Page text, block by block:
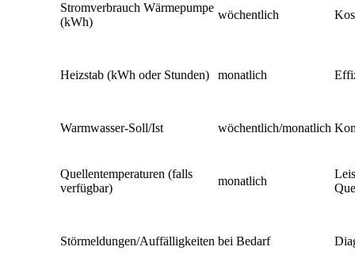
Stromverbrauch Wärmepumpe
(kWh)
wöchentlich
Heizstab (kWh oder Stunden) monatlich
Warmwasser-Soll/Ist wöchentlich/monatlich
Quellentemperaturen (falls
verfügbar)
monatlich
Störmeldungen/Auffälligkeiten bei Bedarf